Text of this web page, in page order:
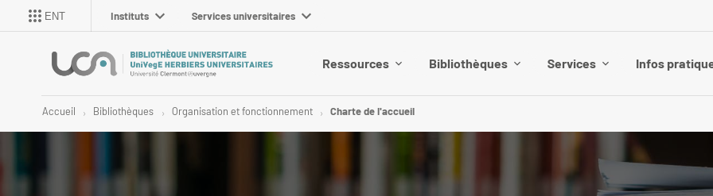
ENT Instituts Services universitaires
Ressources Bibliothèques Services Infos
Accueil Bibliothèques Organisation et fonctionnement Charte de l'accueil